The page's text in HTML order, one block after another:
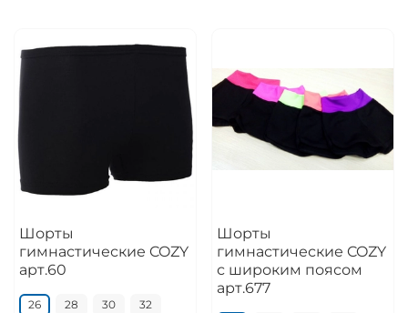
Шорты
гимнастические COZY
арт.60
26 28 30 32
Шорты
гимнастические COZY
с широким поясом
арт.677